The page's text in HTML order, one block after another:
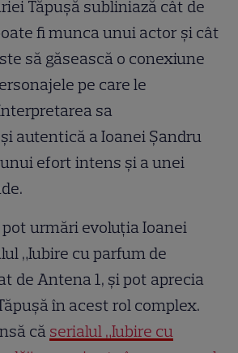
Tăpușă subliniază cât de
fi munca unui actor și cât
să găsească o conexiune
pe care le
sa
autentică a Ioanei Șandru
efort intens și a unei
urmări evoluția Ioanei
„Iubire cu parfum de
de Antena 1, și pot aprecia
în acest rol complex.
că serialul „Iubire cu